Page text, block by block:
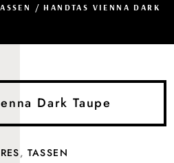
/ HANDTAS VIENNA DARK
Dark Taupe
, TASSEN